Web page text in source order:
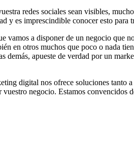
redes sociales sean visibles,
y es imprescindible conocer esto para
vamos a disponer de un negocio que
en otros muchos que poco o nada
demás, apueste de verdad por un
digital nos ofrece soluciones tanto
negocio. Estamos convencidos